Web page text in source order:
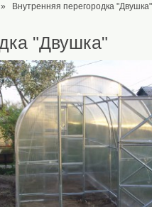
» Внутренняя перегородка "Двушка"
"Двушка"